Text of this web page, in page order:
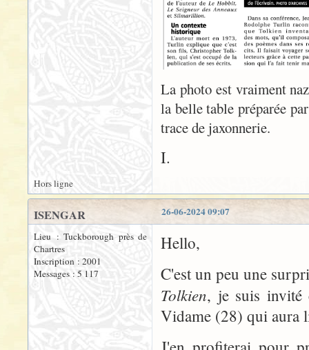
La photo est vraiment
la belle table préparée
trace de jaxonnerie.
I.
Hors ligne
26-06-2024 09:07
ISENGAR
Lieu : Tuckborough près de
Chartres
Inscription : 2001
Messages : 5 117
Hello,
C'est un peu une
Tolkien, je suis invité
Vidame (28) qui aura